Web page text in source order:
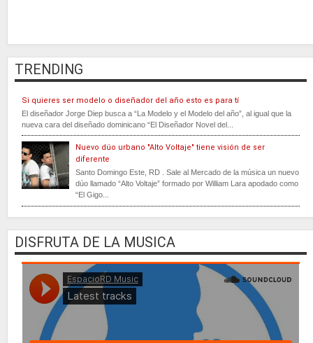
TRENDING
Si quieres ser modelo o diseñador del año esto es para tí
El diseñador Jorge Diep busca a “La Modelo y el Modelo del año”, al igual que la
nueva cara del diseñado dominicano “El Diseñador Novel del...
Nuevo dúo urbano "Alto Voltaje" tiene visión de ser
diferente
Santo Domingo Este, RD . Sale al Mercado de la música un nuevo
dúo llamado “Alto Voltaje” formado por William Lara apodado como
“El Gigo...
DISFRUTA DE LA MUSICA